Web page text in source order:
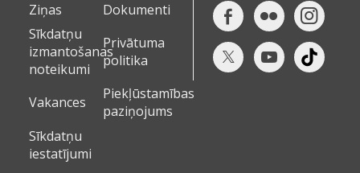
Ziņas
Dokumenti
Sīkdatņu
izmantošanas
noteikumi
Privātuma
politika
Vakances
Piekļūstamības
paziņojums
Sīkdatņu
iestatījumi